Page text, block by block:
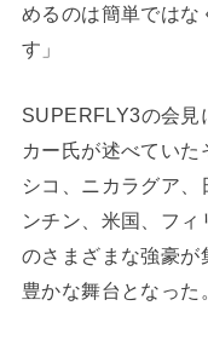
めるのは簡単ではな
す」
SUPERFLY3の会見
カー氏が述べてい
シコ、ニカラグア
ンチン、米国、フ
のさまざまな強豪が
豊かな舞台となった